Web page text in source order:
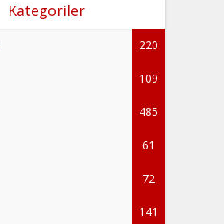
Kategoriler
220
109
485
61
72
141